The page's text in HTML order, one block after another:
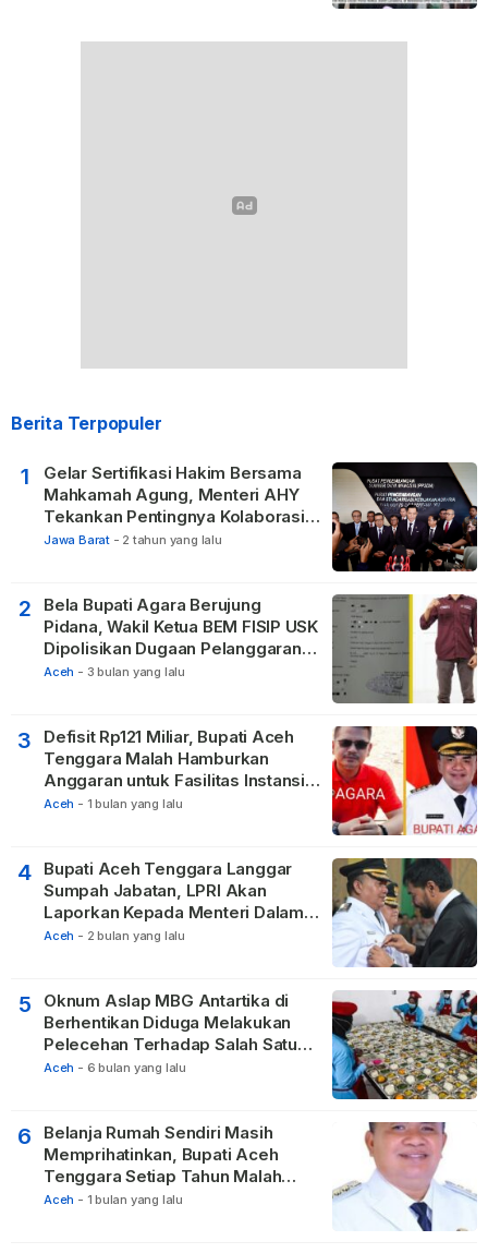
Berita Terpopuler
1
Gelar Sertifikasi Hakim Bersama
Mahkamah Agung, Menteri AHY
Tekankan Pentingnya Kolaborasi
untuk Hadirkan Keadilan bagi
Jawa Barat - 2 tahun yang lalu
2
Bela Bupati Agara Berujung
Pidana, Wakil Ketua BEM FISIP USK
Dipolisikan Dugaan Pelanggaran
Privasi dan UU ITE
Aceh - 3 bulan yang lalu
3
Defisit Rp121 Miliar, Bupati Aceh
Tenggara Malah Hamburkan
Anggaran untuk Fasilitas Instansi
Vertikal
Aceh - 1 bulan yang lalu
4
Bupati Aceh Tenggara Langgar
Sumpah Jabatan, LPRI Akan
Laporkan Kepada Menteri Dalam
Negeri
Aceh - 2 bulan yang lalu
5
Oknum Aslap MBG Antartika di
Berhentikan Diduga Melakukan
Pelecehan Terhadap Salah Satu
Relawan
Aceh - 6 bulan yang lalu
6
Belanja Rumah Sendiri Masih
Memprihatinkan, Bupati Aceh
Tenggara Setiap Tahun Malah
Membangun Pasilitas Rumah
Aceh - 1 bulan yang lalu